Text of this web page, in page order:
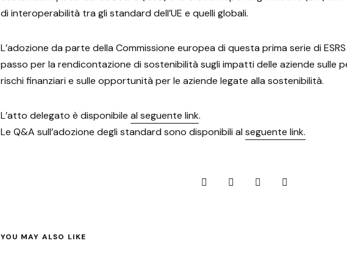
di interoperabilità tra gli standard dell’UE e quelli globali.
L’adozione da parte della Commissione europea di questa prima serie di
passo per la rendicontazione di sostenibilità sugli impatti delle aziende sulle
rischi finanziari e sulle opportunità per le aziende legate alla sostenibilità.
L’atto delegato è disponibile al seguente link.
Le Q&A sull’adozione degli standard sono disponibili al seguente link.
YOU MAY ALSO LIKE